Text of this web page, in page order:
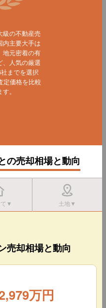
級の不動産売
内主要大手は
地元密着の有
、人気の厳選
までを選択
定価格を比較
。
の売却相場と動向
▼ 土地▼
売却相場と動向
万円